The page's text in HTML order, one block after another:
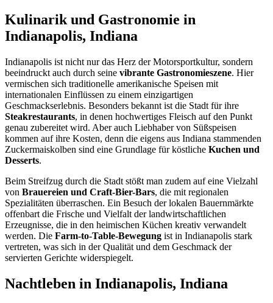
Kulinarik und Gastronomie in
Indianapolis, Indiana
Indianapolis ist nicht nur das Herz der Motorsportkultur, sondern
beeindruckt auch durch seine vibrante Gastronomieszene. Hier
vermischen sich traditionelle amerikanische Speisen mit
internationalen Einflüssen zu einem einzigartigen
Geschmackserlebnis. Besonders bekannt ist die Stadt für ihre
Steakrestaurants, in denen hochwertiges Fleisch auf den Punkt
genau zubereitet wird. Aber auch Liebhaber von Süßspeisen
kommen auf ihre Kosten, denn die eigens aus Indiana stammenden
Zuckermaiskolben sind eine Grundlage für köstliche Kuchen und
Desserts.
Beim Streifzug durch die Stadt stößt man zudem auf eine Vielzahl
von Brauereien und Craft-Bier-Bars, die mit regionalen
Spezialitäten überraschen. Ein Besuch der lokalen Bauernmärkte
offenbart die Frische und Vielfalt der landwirtschaftlichen
Erzeugnisse, die in den heimischen Küchen kreativ verwandelt
werden. Die Farm-to-Table-Bewegung ist in Indianapolis stark
vertreten, was sich in der Qualität und dem Geschmack der
servierten Gerichte widerspiegelt.
Nachtleben in Indianapolis, Indiana